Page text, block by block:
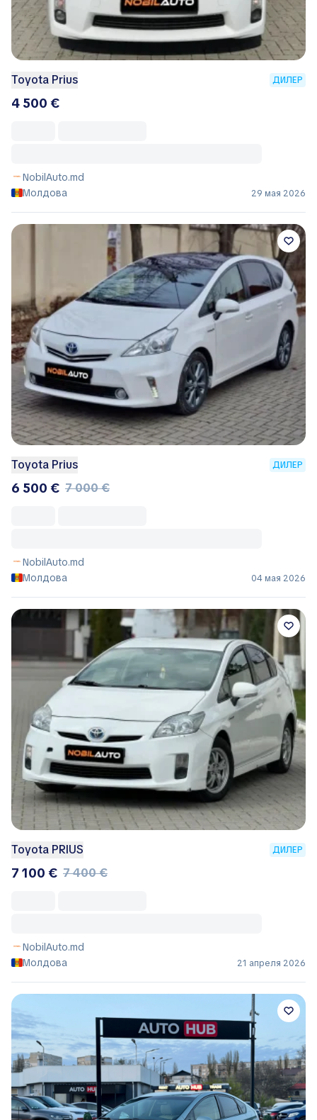
Toyota Prius ДИЛЕР
4 500 €
NobilAuto.md
Молдова
29 мая 2026
Toyota Prius ДИЛЕР
6 500 € 7 000 €
NobilAuto.md
Молдова
04 мая 2026
Toyota PRIUS ДИЛЕР
7 100 € 7 400 €
NobilAuto.md
Молдова
21 апреля 2026